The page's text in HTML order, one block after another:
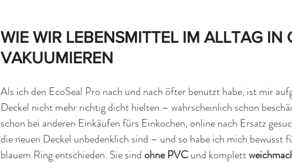
WIE WIR LEBENSMITTEL IM ALLTAG IN
VAKUUMIEREN
Als ich den EcoSeal Pro nach und nach öfter benutzt habe, ist mir
Deckel nicht mehr richtig dicht hielten – wahrscheinlich schon
schon bei anderen Einkäufen fürs Einkochen, online nach Ersatz
die neuen Deckel unbedenklich sind – und so habe ich mich bewusst
blauem Ring entschieden. Sie sind ohne PVC und komplett